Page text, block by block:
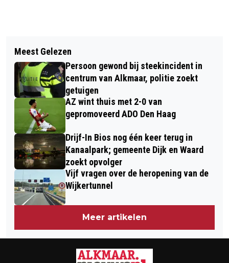
RAMKRAAK OP SPORTWINKEL
MIDDENWAARD, TWEEDE INCIDENT IN
KORTE TIJD
EXPOSITIE ‘PARADIJS’ VAN
MARJOLEIN VAN DER WAL IN GROTE
KERK ALKMAAR
Meest Gelezen
Persoon gewond bij steekincident in
centrum van Alkmaar, politie zoekt
getuigen
AZ wint thuis met 2-0 van
gepromoveerd ADO Den Haag
Drijf-In Bios nog één keer terug in
Kanaalpark; gemeente Dijk en Waard
zoekt opvolger
Vijf vragen over de heropening van de
Wijkertunnel
Meer artikelen